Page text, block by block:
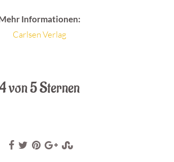
Informationen:
Carlsen Verlag
von 5 Sternen